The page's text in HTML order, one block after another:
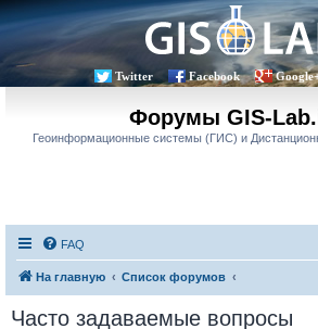
Twitter Facebook
Форумы GIS-
Геоинформационные системы (ГИС) и
FAQ
На главную Список форумов
Часто задаваемые вопросы